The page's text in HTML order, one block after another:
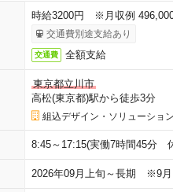
時給3200円 ※月収例
交通費別途支給あり
交通費 全額支給
東京都立川市
高松(東京都)駅から徒歩3分
組込デザイン・ソリューショ
8:45～17:15(実働7時間45分
2026年09月上旬～長期 ※9月